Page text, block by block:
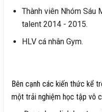
Thành viên Nhóm Sáu
talent 2014 - 2015.
HLV cá nhân Gym.
Bên cạnh các kiến thức kể
một trải nghiệm học tập vô